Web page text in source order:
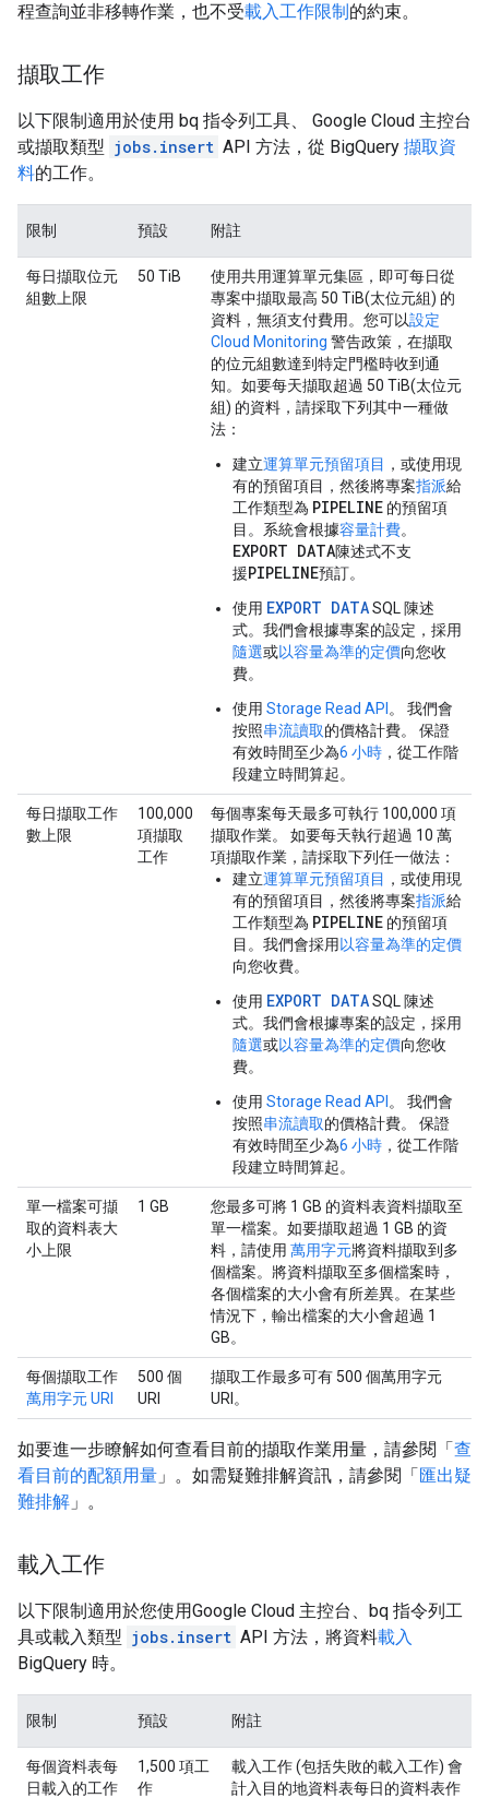
程查詢並非移轉作業，也不受載入工作限制的約束。
擷取工作
以下限制適用於使用 bq 指令列工具、 Google Cloud 主控台
或擷取類型 jobs.insert API 方法，從 BigQuery 擷取資
料的工作。
限制 預設 附註
每日擷取位元
組數上限
50 TiB
使用共用運算單元集區，即可每日從
專案中擷取最高 50 TiB(太位元組) 的
資料，無須支付費用。您可以設定
Cloud Monitoring 警告政策，在擷取
的位元組數達到特定門檻時收到通
知。如要每天擷取超過 50 TiB(太位元
組) 的資料，請採取下列其中一種做
法：
建立運算單元預留項目 ，或使用現
有的預留項目，然後將專案指派給
工作類型為 PIPELINE 的預留項
目。系統會根據容量計費。
EXPORT DATA陳述式不支
援PIPELINE預訂。
使用 EXPORT DATASQL 陳述
式。我們會根據專案的設定，採用
隨選或以容量為準的定價向您收
費。
使用 Storage Read API 。 我們會
按照串流讀取的價格計費。 保證
有效時間至少為6 小時 ，從工作階
段建立時間算起。
每日擷取工作
數上限
100,000
項擷取
工作
每個專案每天最多可執行 100,000 項
擷取作業。 如要每天執行超過 10 萬
項擷取作業，請採取下列任一做法：
建立運算單元預留項目 ，或使用現
有的預留項目，然後將專案指派給
工作類型為 PIPELINE 的預留項
目。我們會採用 以容量為準的定價
向您收費。
使用 EXPORT DATASQL 陳述
式。我們會根據專案的設定，採用
隨選或以容量為準的定價向您收
費。
使用 Storage Read API 。 我們會
按照串流讀取的價格計費。 保證
有效時間至少為6 小時 ，從工作階
段建立時間算起。
單一檔案可擷
取的資料表大
小上限
1 GB
您最多可將 1 GB 的資料表資料擷取至
單一檔案。如要擷取超過 1 GB 的資
料，請使用 萬用字元將資料擷取到多
個檔案。將資料擷取至多個檔案時，
各個檔案的大小會有所差異。在某些
情況下，輸出檔案的大小會超過 1
GB。
每個擷取工作
萬用字元 URI
500 個
URI
擷取工作最多可有 500 個萬用字元
URI。
如要進一步瞭解如何查看目前的擷取作業用量，請參閱「查
看目前的配額用量 」。如需疑難排解資訊，請參閱「匯出疑
難排解 」。
載入工作
以下限制適用於您使用Google Cloud 主控台、bq 指令列工
具或載入類型 jobs.insert API 方法，將資料載入
BigQuery 時。
限制 預設 附註
每個資料表每
日載入的工作
1,500 項工
作
載入工作 (包括失敗的載入工作) 會
計入目的地資料表每日的資料表作